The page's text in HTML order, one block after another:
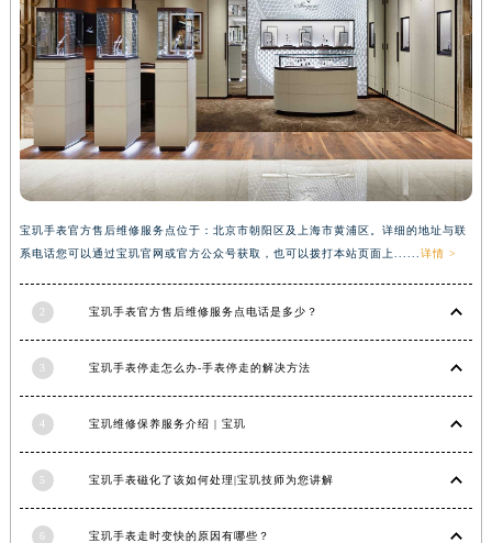
海南省东方市八所镇解放西路宝玑售后服务中心（需提前预约）
海南省琼海市嘉积镇东风路宝玑售后服务中心（需提前预约）
海南省三亚市吉阳区迎宾路宝玑售后服务中心（需提前预约）
海南省万宁市万城镇解放路宝玑售后服务中心（需提前预约）
海南省文昌市文城镇教育东路宝玑售后服务中心（需提前预约）
海南省五指山市通什镇三月三大道宝玑售后服务中心（需提前预约）
香港特别行政区尖沙咀区油尖旺区广东道宝玑售后服务中心（需提前预约）
香港特别行政区金钟区中西区金钟道宝玑售后服务中心（需提前预约）
香港特别行政区九龙区油尖旺区弥敦道宝玑售后服务中心（需提前预约）
河南省鹤壁市淇滨区九州路宝玑售后服务中心（需提前预约）
河南省漯河市源汇区交通路宝玑售后服务中心（需提前预约）
宝玑手表官方售后维修服务点位于：北京市朝阳区及上海市黄浦区。详细的地址与联
系电话您可以通过宝玑官网或官方公众号获取，也可以拨打本站页面上...... 详情 >
2 宝玑手表官方售后维修服务点电话是多少？
3 宝玑手表停走怎么办-手表停走的解决方法
4 宝玑维修保养服务介绍 | 宝玑
5 宝玑手表磁化了该如何处理|宝玑技师为您讲解
6 宝玑手表走时变快的原因有哪些？